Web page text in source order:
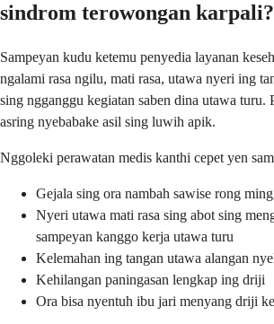
sindrom terowongan karpali?
Sampeyan kudu ketemu penyedia layanan
ngalami rasa ngilu, mati rasa, utawa nyeri ing
sing ngganggu kegiatan saben dina utawa turu.
asring nyebabake asil sing luwih apik.
Nggoleki perawatan medis kanthi cepet yen
Gejala sing ora nambah sawise rong
Nyeri utawa mati rasa sing abot sing
sampeyan kanggo kerja utawa turu
Kelemahan ing tangan utawa alangan
Kehilangan paningasan lengkap ing driji
Ora bisa nyentuh ibu jari menyang driji